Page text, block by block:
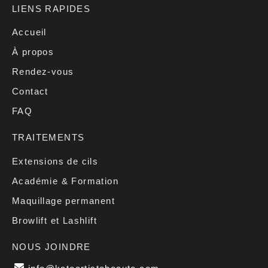
LIENS RAPIDES
Accueil
À propos
Rendez-vous
Contact
FAQ
TRAITEMENTS
Extensions de cils
Académie & Formation
Maquillage permanent
Browlift et Lashlift
NOUS JOINDRE